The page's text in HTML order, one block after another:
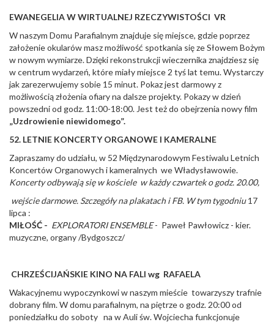
EWANEGELIA W WIRTUALNEJ RZECZYWISTOŚCI VR
W naszym Domu Parafialnym znajduje się miejsce, gdzie poprzez
założenie okularów masz możliwość spotkania się ze Słowem Bożym
w nowym wymiarze. Dzięki rekonstrukcji wieczernika znajdziesz się
w centrum wydarzeń, które miały miejsce 2 tyś lat temu. Wystarczy
jak zarezerwujemy sobie 15 minut. Pokaz jest darmowy z
możliwością złożenia ofiary na dalsze projekty. Pokazy w dzień
powszedni od godz. 11:00-18:00. Jest też do obejrzenia nowy film
„Uzdrowienie niewidomego”.
52. LETNIE KONCERTY ORGANOWE I KAMERALNE
Zapraszamy do udziału, w 52 Międzynarodowym Festiwalu Letnich
Koncertów Organowych i kameralnych we Władysławowie.
Koncerty odbywają się w kościele w każdy czwartek o godz. 20.00,
wejście darmowe. Szczegóły na plakatach i FB. W tym tygodniu17
lipca :
MIŁOŚĆ - EXPLORATORI ENSEMBLE- Paweł Pawłowicz - kier.
muzyczne, organy /Bydgoszcz/
CHRZEŚCIJAŃSKIE KINO NA FALI wg RAFAELA
Wakacyjnemu wypoczynkowi w naszym mieście towarzyszy trafnie
dobrany film. W domu parafialnym, na piętrze o godz. 20:00 od
poniedziałku do soboty na w Auli św. Wojciecha funkcjonuje